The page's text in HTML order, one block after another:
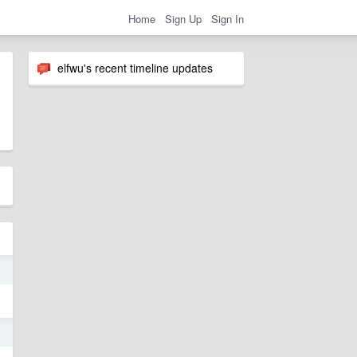
Home Sign Up Sign In
elfwu's recent timeline updates